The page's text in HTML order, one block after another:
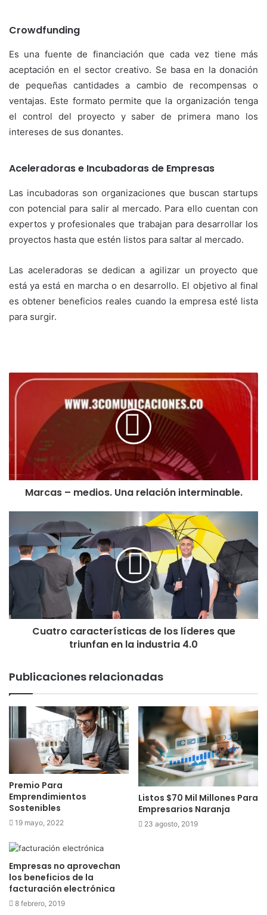
Crowdfunding
Es una fuente de financiación que cada vez tiene más
aceptación en el sector creativo. Se basa en la donación
de pequeñas cantidades a cambio de recompensas o
ventajas. Este formato permite que la organización tenga
el control del proyecto y saber de primera mano los
intereses de sus donantes.
Aceleradoras e Incubadoras de Empresas
Las incubadoras son organizaciones que buscan startups
con potencial para salir al mercado. Para ello cuentan con
expertos y profesionales que trabajan para desarrollar los
proyectos hasta que estén listos para saltar al mercado.
Las aceleradoras se dedican a agilizar un proyecto que
está ya está en marcha o en desarrollo. El objetivo al final
es obtener beneficios reales cuando la empresa esté lista
para surgir.
Marcas – medios. Una relación interminable.
Cuatro características de los líderes que
triunfan en la industria 4.0
Publicaciones relacionadas
Premio Para
Emprendimientos
Sostenibles
19 mayo, 2022
Listos $70 Mil Millones Para
Empresarios Naranja
23 agosto, 2019
Empresas no aprovechan
los beneficios de la
facturación electrónica
8 febrero, 2019